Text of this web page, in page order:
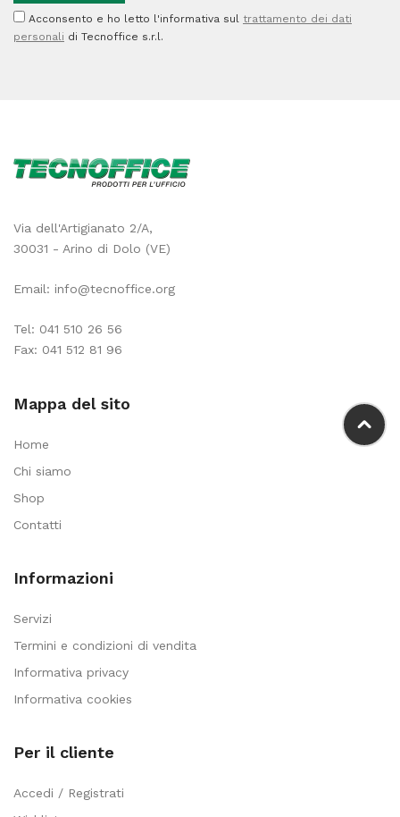
Acconsento e ho letto l'informativa sul trattamento dei dati
personali di Tecnoffice s.r.l.
Via dell'Artigianato 2/A,
30031 - Arino di Dolo (VE)
Email: info@tecnoffice.org
Tel: 041 510 26 56
Fax: 041 512 81 96
Mappa del sito
Home
Chi siamo
Shop
Contatti
Informazioni
Servizi
Termini e condizioni di vendita
Informativa privacy
Informativa cookies
Per il cliente
Accedi / Registrati